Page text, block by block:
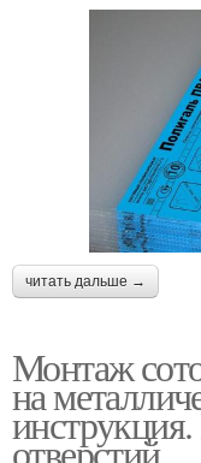
читать дальше →
Монтаж
на
отверстий